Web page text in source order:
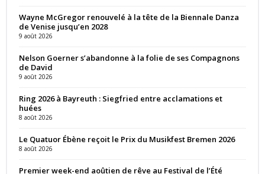
Wayne McGregor renouvelé à la tête de la Biennale Danza
de Venise jusqu’en 2028
9 août 2026
Nelson Goerner s’abandonne à la folie de ses Compagnons
de David
9 août 2026
Ring 2026 à Bayreuth : Siegfried entre acclamations et
huées
8 août 2026
Le Quatuor Ébène reçoit le Prix du Musikfest Bremen 2026
8 août 2026
Premier week-end aoûtien de rêve au Festival de l’Été